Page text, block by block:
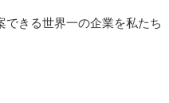
きる世界一の企業を私たち